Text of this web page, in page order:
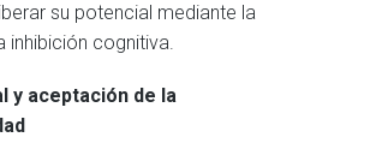
su potencial mediante la
inhibición cognitiva.
y aceptación de la